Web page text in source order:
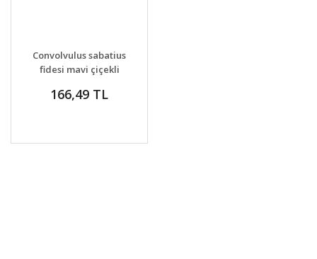
DETAYLAR
VER
Convolvulus sabatius
fidesi mavi çiçekli
166,49 TL